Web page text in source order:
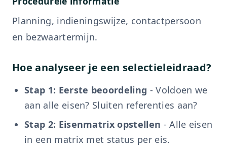
Planning, indieningswijze, contactpersoon
en bezwaartermijn.
Hoe analyseer je een selectieleidraad?
Stap 1: Eerste beoordeling - Voldoen we
aan alle eisen? Sluiten referenties aan?
Stap 2: Eisenmatrix opstellen - Alle eisen
in een matrix met status per eis.